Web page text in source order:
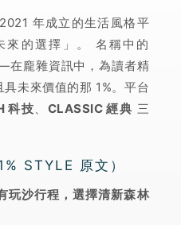
年成立的生活風格平
來的選擇」。 名稱中的
在龐雜資訊中，為讀者精
未來價值的那 1%。平台
科技、 CLASSIC 經典 三
STYLE 原文）
玩沙行程，選擇清新森林